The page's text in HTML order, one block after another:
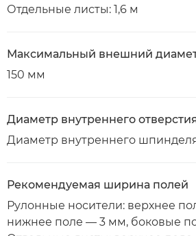
Отдельные листы: 1,6 м
Максимальный внешний
150 мм
Диаметр внутреннего
Диаметр внутреннего
Рекомендуемая ширина полей
Рулонные носители: верхнее
нижнее поле — 3 мм, боковые